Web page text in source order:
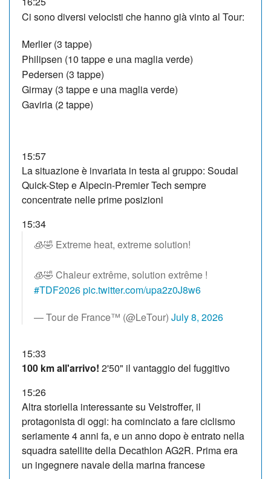
Ci sono diversi velocisti che hanno già vinto al Tour:
Merlier (3 tappe)
Philipsen (10 tappe e una maglia verde)
Pedersen (3 tappe)
Girmay (3 tappe e una maglia verde)
Gaviria (2 tappe)
15:57
La situazione è invariata in testa al gruppo: Soudal
Quick-Step e Alpecin-Premier Tech sempre
concentrate nelle prime posizioni
15:34
🧊🤣 Extreme heat, extreme solution!
🧊🤣 Chaleur extrême, solution extrême !
#TDF2026pic.twitter.com/upa2z0J8w6
— Tour de France™ (@LeTour) July 8, 2026
15:33
100 km all'arrivo! 2'50" il vantaggio del fuggitivo
15:26
Altra storiella interessante su Veistroffer, il
protagonista di oggi: ha cominciato a fare ciclismo
seriamente 4 anni fa, e un anno dopo è entrato nella
squadra satellite della Decathlon AG2R. Prima era
un ingegnere navale della marina francese